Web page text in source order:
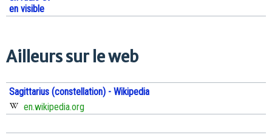
Ailleurs sur le web
Sagittarius (constellation) - Wikipedia
en.wikipedia.org